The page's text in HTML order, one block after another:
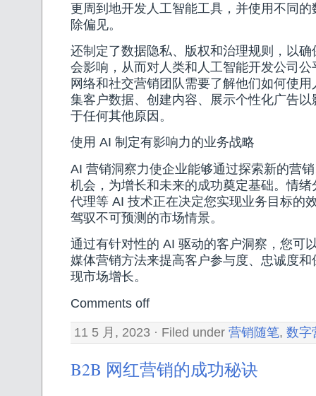
更周到地开发人工智能工具，并使用不同
除偏见。
还制定了数据隐私、版权和治理规则，以
会影响，从而对人类和人工智能开发公司
网络和社交营销团队需要了解他们如何使
集客户数据、创建内容、展示个性化广告
于任何其他原因。
使用 AI 制定有影响力的业务战略
AI 营销洞察力使企业能够通过探索新的营
机会，为增长和未来的成功奠定基础。情
代理等 AI 技术正在决定您实现业务目标的
驾驭不可预测的市场情景。
通过有针对性的 AI 驱动的客户洞察，您可
媒体营销方法来提高客户参与度、忠诚度
现市场增长。
Comments off
11 5 月, 2023 · Filed under 营销随笔, 数字
B2B 网红营销的成功秘诀